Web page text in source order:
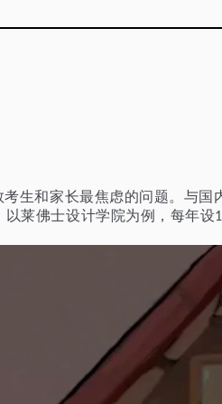
生和家长最焦虑的问题。与国
莱佛士设计学院为例，每年设1